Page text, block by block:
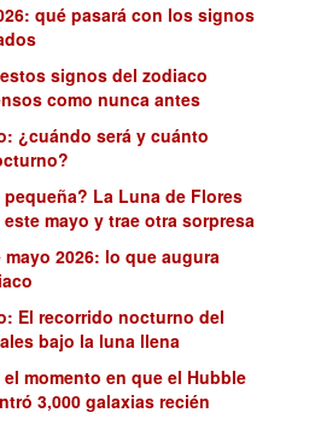
qué pasará con los signos
signos del zodiaco
como nunca antes
¿cuándo será y cuánto
La Luna de Flores
mayo y trae otra sorpresa
2026: lo que augura
El recorrido nocturno del
bajo la luna llena
momento en que el Hubble
3,000 galaxias recién